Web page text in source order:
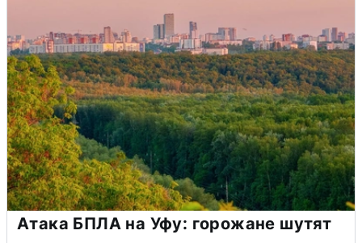
Атака БПЛА на Уфу: горожане шутят